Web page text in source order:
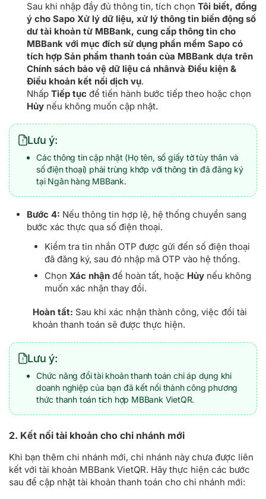
Sau khi nhập đầy đủ thông tin, tích chọn Tôi biết, đồng
ý cho Sapo Xử lý dữ liệu, xử lý thông tin biến động số
dư tài khoản từ MBBank, cung cấp thông tin cho
MBBank với mục đích sử dụng phần mềm Sapo có
tích hợp Sản phẩm thanh toán của MBBank dựa trên
Chính sách bảo vệ dữ liệu cá nhânvà Điều kiện &
Điều khoản kết nối dịch vụ.
Nhấp Tiếp tục để tiến hành bước tiếp theo hoặc chọn
Hủy nếu không muốn cập nhật.
Lưu ý:
Các thông tin cập nhật (Họ tên, số giấy tờ tùy thân và
số điện thoại) phải trùng khớp với thông tin đã đăng ký
tại Ngân hàng MBBank.
Bước 4: Nếu thông tin hợp lệ, hệ thống chuyển sang
bước xác thực qua số điện thoại.
Kiểm tra tin nhắn OTP được gửi đến số điện thoại
đã đăng ký, sau đó nhập mã OTP vào hệ thống.
Chọn Xác nhận để hoàn tất, hoặc Hủy nếu không
muốn xác nhận thay đổi.
Hoàn tất: Sau khi xác nhận thành công, việc đổi tài
khoản thanh toán sẽ được thực hiện.
Lưu ý:
Chức năng đổi tài khoản thanh toán chỉ áp dụng khi
doanh nghiệp của bạn đã kết nối thành công phương
thức thanh toán tích hợp MBBank VietQR.
2. Kết nối tài khoản cho chi nhánh mới
Khi bạn thêm chi nhánh mới, chi nhánh này chưa được liên
kết với tài khoản MBBank VietQR. Hãy thực hiện các bước
sau để cập nhật tài khoản thanh toán cho chi nhánh mới: